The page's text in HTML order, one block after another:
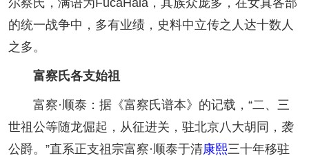
的统一战争中，多有业绩，史料中立传之人达十数人
之多。
富察氏各支始祖
富察·顺泰：据《富察氏谱本》的记载，“二、三
世祖公等随龙倔起，从征进关，驻北京八大胡同，袭
公爵。”直系正支祖宗富察·顺泰于清康熙三十年移驻